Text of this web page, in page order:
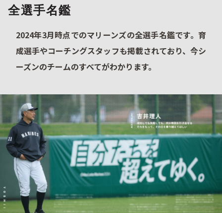
全選手名鑑
2024年3月時点でのマリーンズの全選手名鑑です。育
成選手やコーチングスタッフも掲載されており、今シ
ーズンのチームのすべてがわかります。